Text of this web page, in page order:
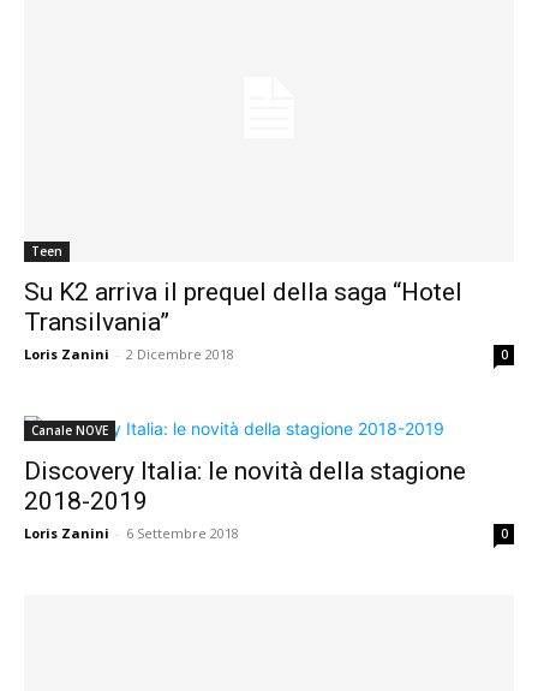
Teen
Su K2 arriva il prequel della saga “Hotel
Transilvania”
Loris Zanini - 2 Dicembre 2018 0
Canale NOVE
Discovery Italia: le novità della stagione
2018-2019
Loris Zanini - 6 Settembre 2018 0